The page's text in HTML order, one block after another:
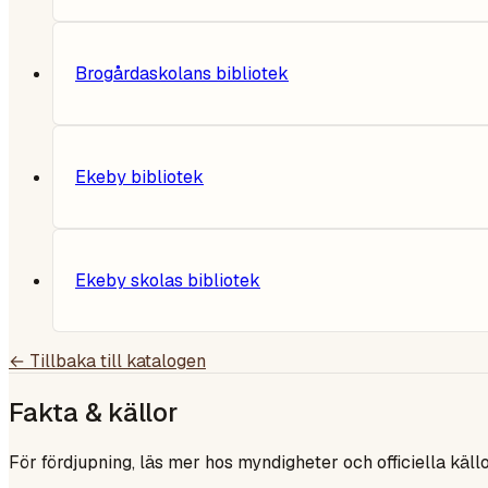
Brogårdaskolans bibliotek
Ekeby bibliotek
Ekeby skolas bibliotek
← Tillbaka till katalogen
Fakta & källor
För fördjupning, läs mer hos myndigheter och officiella